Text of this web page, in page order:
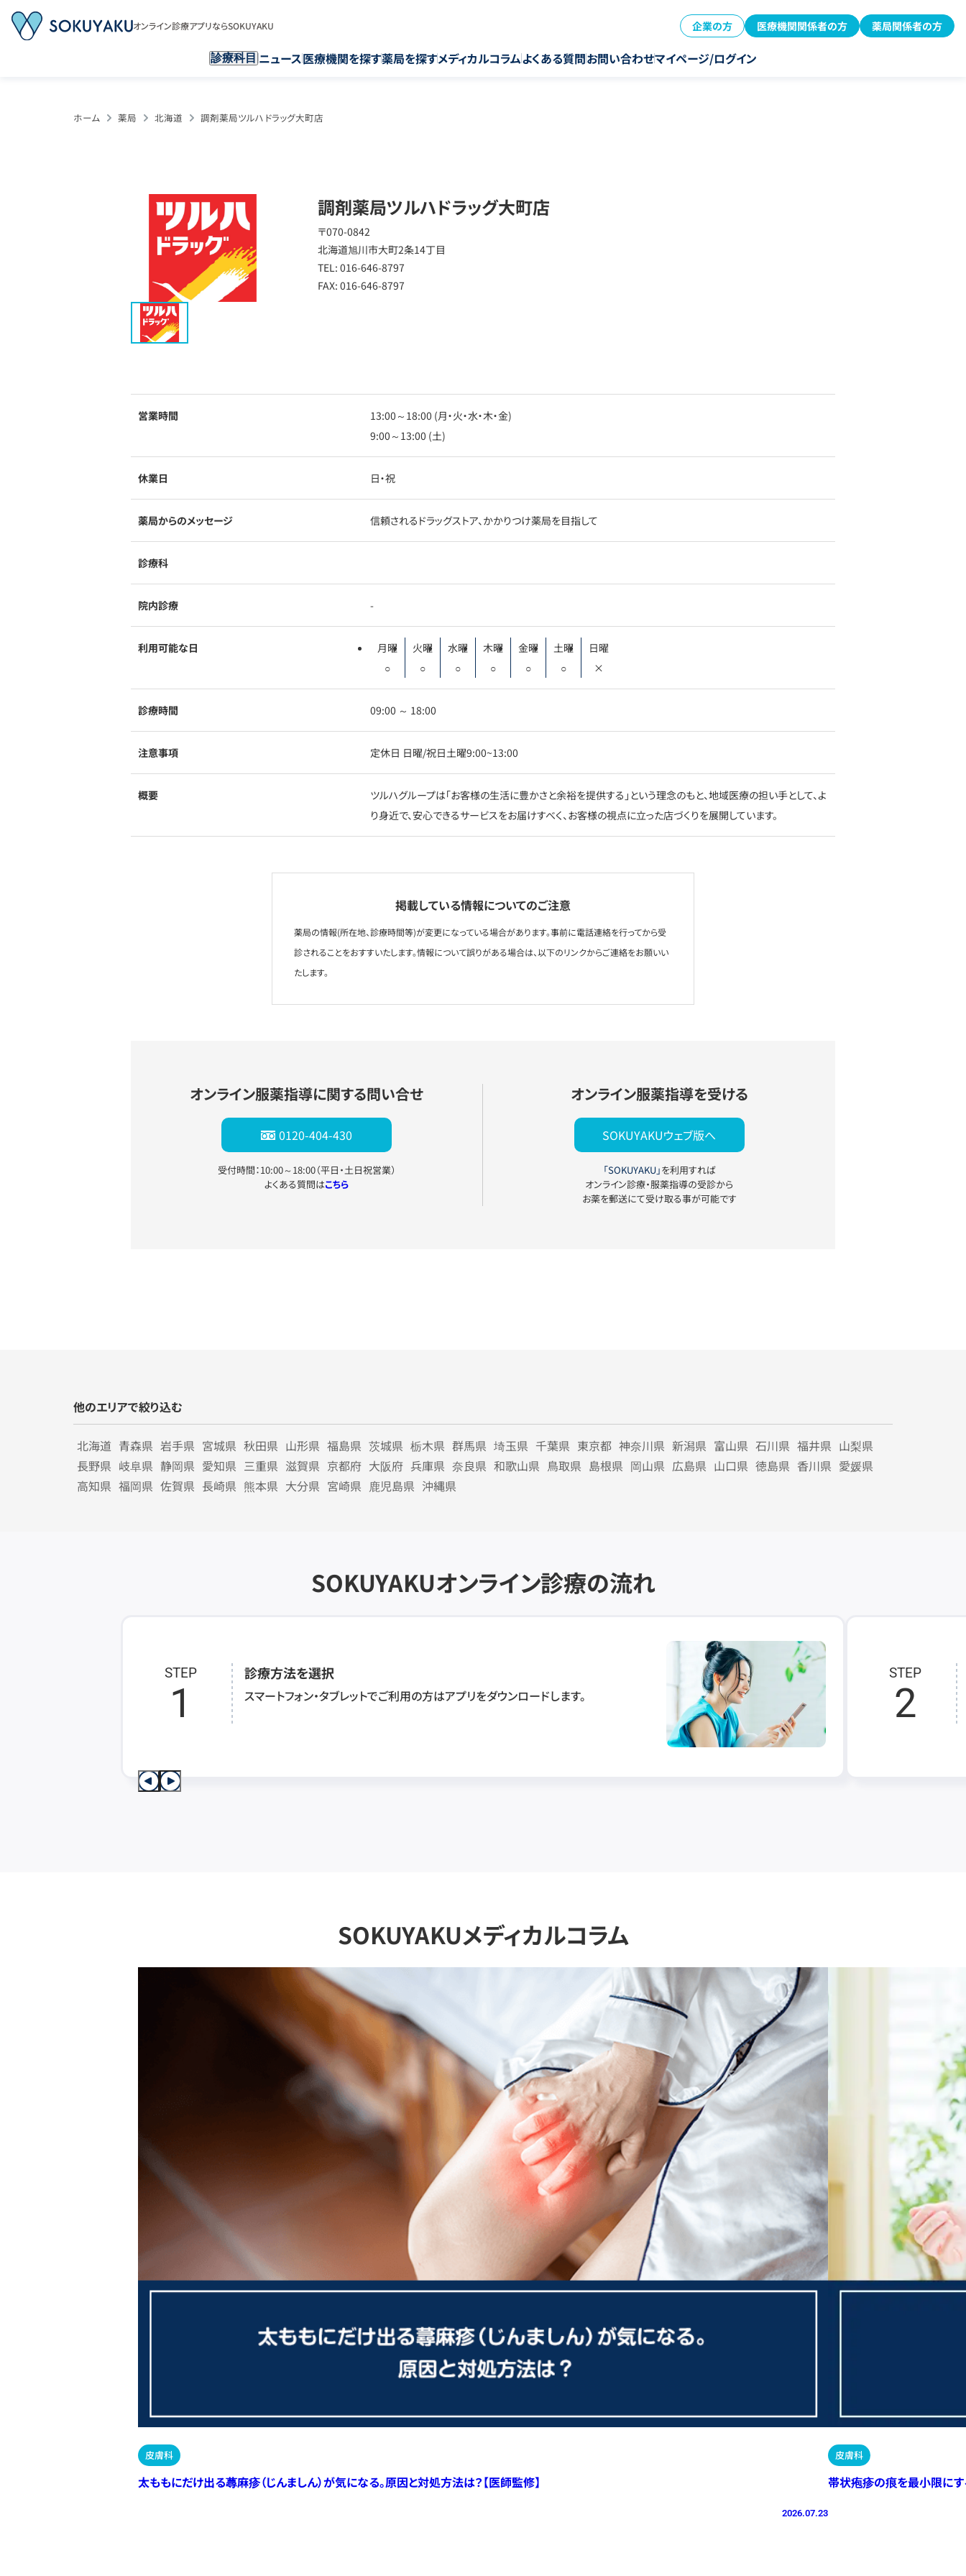
オンライン診療アプリならSOKUYAKU 企業の方 医療機関関係者の方 薬局関係者の方
診療科目 ニュース医療機関を探す薬局を探すメディカルコラムよくある質問お問い合わせマイページ/ログイン
ホーム 薬局 北海道 調剤薬局ツルハドラッグ大町店
調剤薬局ツルハドラッグ大町店
〒070-0842
北海道旭川市大町2条14丁目
TEL: 016-646-8797
FAX: 016-646-8797
営業時間
13:00～18:00 (月・火・水・木・金)
9:00～13:00 (土)
休業日 日・祝
薬局からのメッセージ 信頼されるドラッグストア、かかりつけ薬局を目指して
診療科
院内診療 -
利用可能な日
月曜
○
火曜
○
水曜
○
木曜
○
金曜
○
土曜
○
日曜
×
診療時間 09:00 ～ 18:00
注意事項 定休日 日曜/祝日土曜9:00~13:00
概要
ツルハグループは「お客様の生活に豊かさと余裕を提供する」という理念のもと、地域医療の担い手として、よ
り身近で、安心できるサービスをお届けすべく、お客様の視点に立った店づくりを展開しています。
掲載している情報についてのご注意
薬局の情報(所在地、診療時間等)が変更になっている場合があります。事前に電話連絡を行ってから受
診されることをおすすいたします。情報について誤りがある場合は、以下のリンクからご連絡をお願いい
たします。
オンライン服薬指導に関する問い合せ
0120-404-430
受付時間：10:00～18:00（平日・土日祝営業）
よくある質問はこちら
オンライン服薬指導を受ける
SOKUYAKUウェブ版へ
「SOKUYAKU」を利用すれば
オンライン診療・服薬指導の受診から
お薬を郵送にて受け取る事が可能です
他のエリアで絞り込む
北海道 青森県 岩手県 宮城県 秋田県 山形県 福島県 茨城県 栃木県 群馬県 埼玉県 千葉県 東京都 神奈川県 新潟県 富山県 石川県 福井県 山梨県
長野県 岐阜県 静岡県 愛知県 三重県 滋賀県 京都府 大阪府 兵庫県 奈良県 和歌山県 鳥取県 島根県 岡山県 広島県 山口県 徳島県 香川県 愛媛県
高知県 福岡県 佐賀県 長崎県 熊本県 大分県 宮崎県 鹿児島県 沖縄県
SOKUYAKUオンライン診療の流れ
STEP
1
診療方法を選択
スマートフォン・タブレットでご利用の方はアプリをダウンロードします。
STEP
2
SOKUYAKUメディカルコラム
皮膚科
太ももにだけ出る蕁麻疹（じんましん）が気になる。原因と対処方法は？【医師監修】
2026.07.23
皮膚科
帯状疱疹の痕を最小限にす